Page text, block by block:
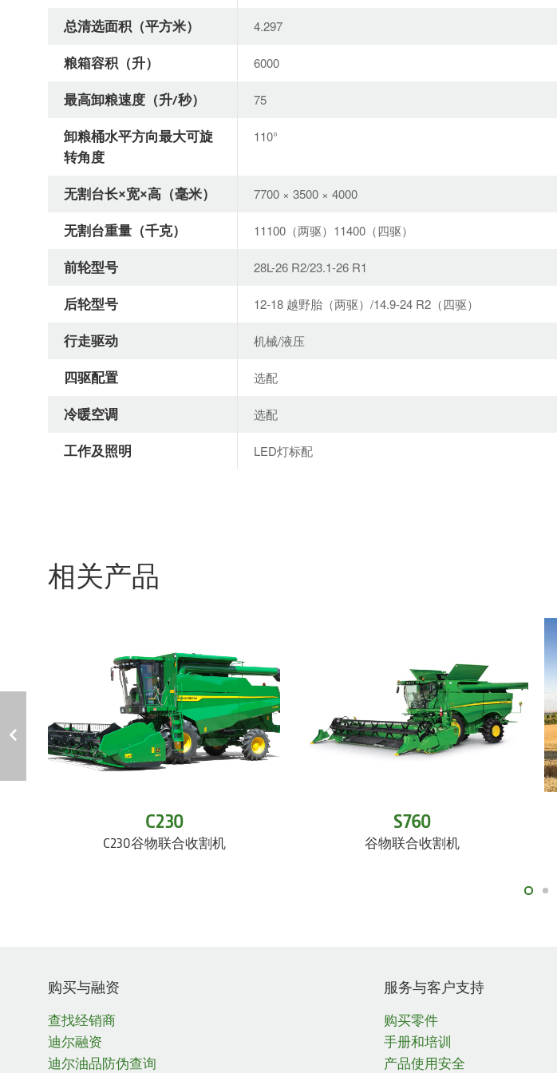
总清选面积（平方米） 4.297
粮箱容积（升） 6000
最高卸粮速度（升/秒） 75
卸粮桶水平方向最大可旋
转角度
110°
无割台长×宽×高（毫米） 7700 × 3500 × 4000
无割台重量（千克） 11100（两驱）11400（四驱）
前轮型号 28L-26 R2/23.1-26 R1
后轮型号 12-18 越野胎（两驱）/14.9-24 R2（四驱）
行走驱动 机械/液压
四驱配置 选配
冷暖空调 选配
工作及照明 LED灯标配
相关产品
C230
C230谷物联合收割机
S760
谷物联合收割机
购买与融资
查找经销商
迪尔融资
迪尔油品防伪查询
服务与客户支持
购买零件
手册和培训
产品使用安全